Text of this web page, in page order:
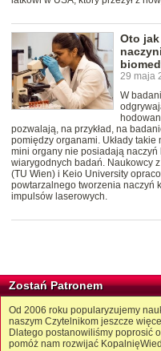
Oto
29 maja
W
pozwalają, na przykład, na
pomiędzy organami. Układy
mini organy nie posiadają
wiarygodnych badań. Naukowcy
(TU Wien) i Keio University
powtarzalnego tworzenia naczyń
impulsów laserowych.
Zostań Patronem
Od 2006 roku popularyzujemy
naszym Czytelnikom jeszcze
Dlatego postanowiliśmy poprosić
pomóż nam rozwijać